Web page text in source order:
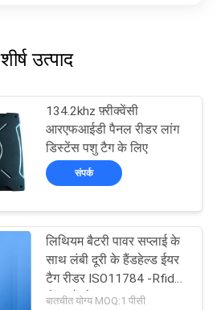
शीर्ष उत्पाद
134.2khz फ़्रीक्वेंसी
आरएफआईडी पैनल रीडर लांग
डिस्टेंस पशु टैग के लिए
संपर्क
लिथियम बैटरी पावर सप्लाई के
साथ लंबी दूरी के हैंडहेल्ड ईयर
टैग रीडर ISO11784 -Rfid
रीडर हैंडहेल्ड
बातचीत योग्य MOQ:1 पीसी